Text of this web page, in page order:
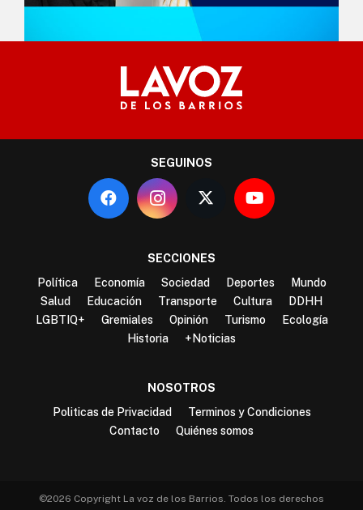
SEGUINOS
SECCIONES
Política
Economía Sociedad Deportes
Mundo
Salud
Educación Transporte Cultura
DDHH
LGBTIQ+
Gremiales Opinión Turismo
Ecología
Historia
+Noticias
NOSOTROS
Politicas de Privacidad
Terminos y Condiciones
Contacto
Quiénes somos
©2026 Copyright La voz de los Barrios. Todos los derechos